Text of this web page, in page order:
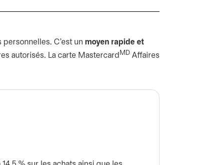
C’est un moyen rapide et
autorisés. La carte Mastercard MD Affaires